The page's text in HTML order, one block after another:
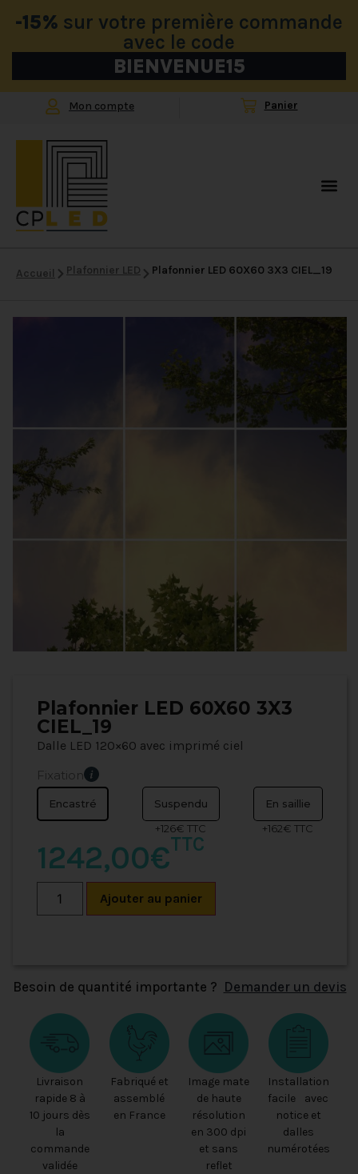
-15% sur votre première commande
avec le code
BIENVENUE15
Mon compte
Accueil Plafonnier LED Plafonnier LED 60X60 3X3 CIEL_19
Plafonnier LED 60X60 3X3
CIEL_19
Dalle LED 120×60 avec imprimé ciel
Fixation
Encastré
Suspendu
+126€ TTC
En saillie
+162€ TTC
1242,00€TTC
Ajouter au panier
Besoin de quantité importante ? Demander un devis
Livraison
rapide 8 à
10 jours dès
la
commande
validée
Fabriqué et
assemblé
en France
Image mate
de haute
résolution
en 300 dpi
et sans
reflet
Installation
facile avec
notice et
dalles
numérotées